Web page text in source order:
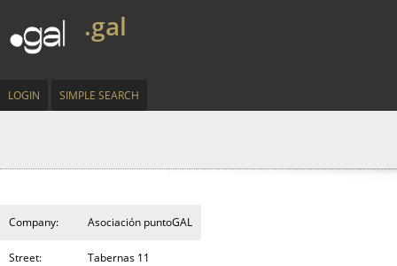
.gal
LOGIN SIMPLE SEARCH
Company: Asociación puntoGAL
Street: Tabernas 11